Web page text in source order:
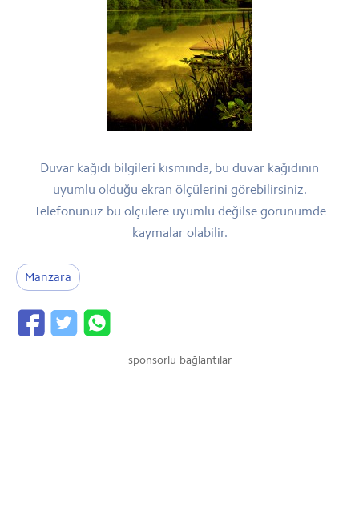
Duvar kağıdı bilgileri kısmında, bu duvar kağıdının
uyumlu olduğu ekran ölçülerini görebilirsiniz.
Telefonunuz bu ölçülere uyumlu değilse görünümde
kaymalar olabilir.
Manzara
sponsorlu bağlantılar